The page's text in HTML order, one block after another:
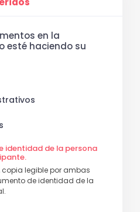
en la
esté haciendo su
identidad de la persona
copia legible por ambas
de identidad de la